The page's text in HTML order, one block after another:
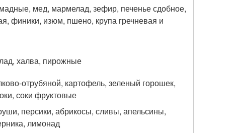
мед, мармелад, зефир, печенье сдобное,
финики, изюм, пшено, крупа гречневая и
халва, пирожные
отрубяной, картофель, зеленый горошек,
соки фруктовые
персики, абрикосы, сливы, апельсины,
лимонад